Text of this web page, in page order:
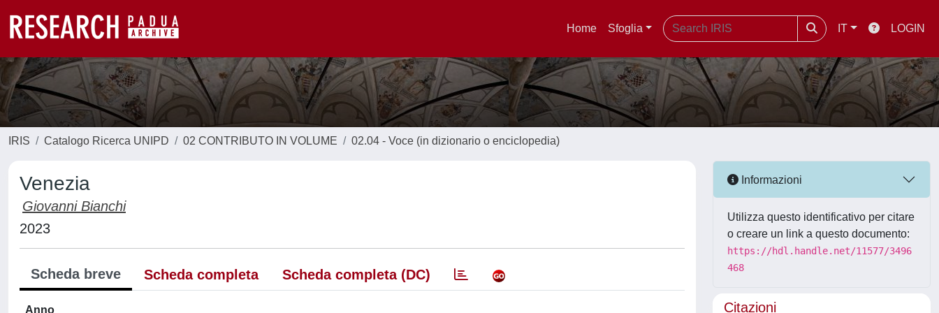
Home Sfoglia IT LOGIN
IRIS Catalogo Ricerca UNIPD 02 CONTRIBUTO IN VOLUME 02.04 - Voce (in dizionario o enciclopedia)
Venezia
Giovanni Bianchi
2023
Scheda breve Scheda completa Scheda completa (DC)
Anno
Informazioni
Utilizza questo identificativo per citare
o creare un link a questo documento:
https://hdl.handle.net/11577/3496
468
Citazioni